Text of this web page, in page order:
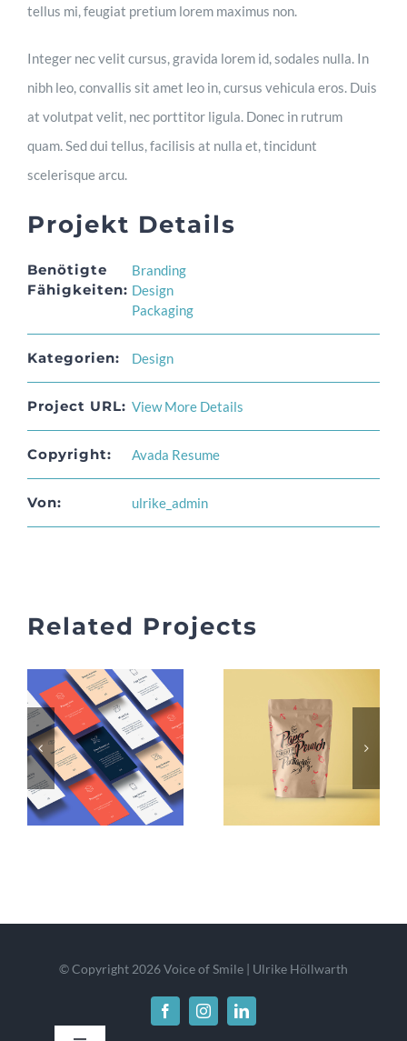
tellus mi, feugiat pretium lorem maximus non.
Integer nec velit cursus, gravida lorem id, sodales nulla. In
nibh leo, convallis sit amet leo in, cursus vehicula eros. Duis
at volutpat velit, nec porttitor ligula. Donec in rutrum
quam. Sed dui tellus, facilisis at nulla et, tincidunt
scelerisque arcu.
Projekt Details
Benötigte
Fähigkeiten:
Branding
Design
Packaging
Kategorien: Design
Project URL: View More Details
Copyright: Avada Resume
Von: ulrike_admin
Related Projects
© Copyright 2026 Voice of Smile | Ulrike Höllwarth